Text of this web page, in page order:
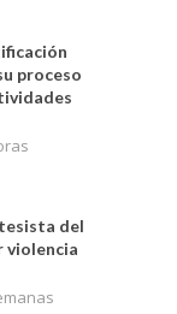
proceso
del
violencia